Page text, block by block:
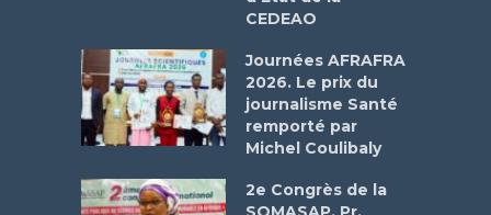
CEDEAO
Journées AFRAFRA
2026. Le prix du
journalisme Santé
remporté par
Michel Coulibaly
2e Congrès de la